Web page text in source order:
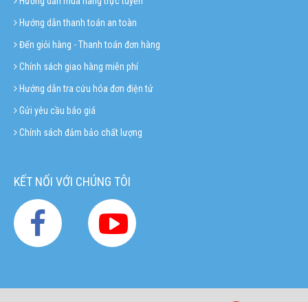
Hướng dẫn thanh toán an toàn
Đến giỏi hàng - Thanh toán đơn hàng
Chính sách giao hàng miễn phí
Hướng dẫn tra cứu hóa đơn điện tử
Gửi yêu cầu báo giá
Chính sách đảm bảo chất lượng
KẾT NỐI VỚI CHÚNG TÔI